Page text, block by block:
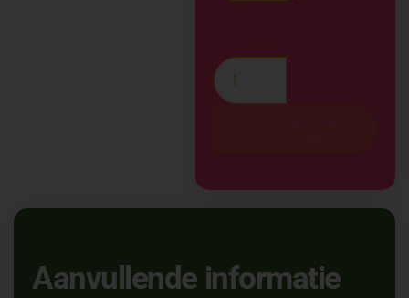
Aanvullende informatie